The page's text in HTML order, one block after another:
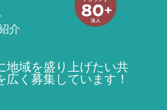
介
地域を盛り上げたい共
広く募集しています！